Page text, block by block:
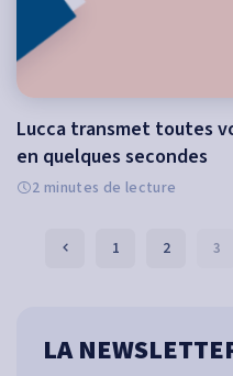
Lucca transmet toutes
en quelques secondes
2 minutes de lecture
1 2 3
LA